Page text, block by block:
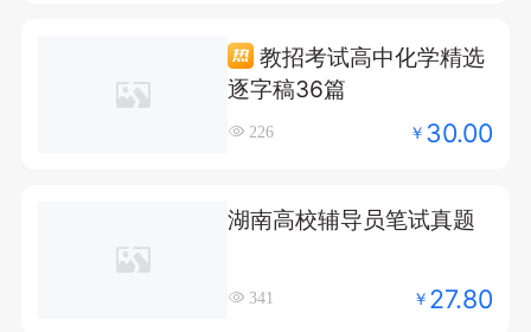
教招考试高中化学精选
逐字稿36篇
226 ￥ 30.00
湖南高校辅导员笔试真题
341 ￥ 27.80